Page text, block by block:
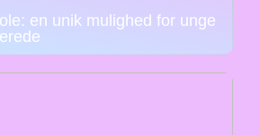
en unik mulighed for unge